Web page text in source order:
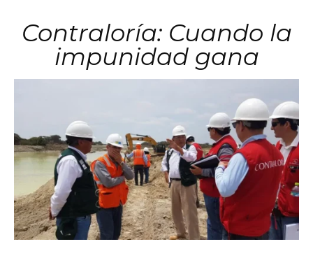
Contraloría: Cuando la
impunidad gana